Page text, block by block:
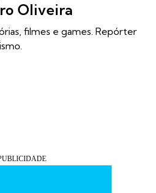
Oliveira
filmes e games. Repórter